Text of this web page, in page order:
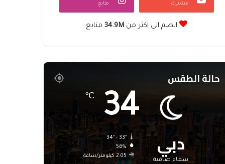
مشترك متابع
انضم الى اكثر من34.9M متابع
حالة الطقس
دبي
سماء صافية
34
℃
34º - 33º
56%
2.05 كيلومتر/ساعة